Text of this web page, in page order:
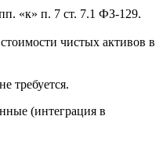
«к» п. 7 ст. 7.1 ФЗ-129.
чистых активов в
требуется.
(интеграция в